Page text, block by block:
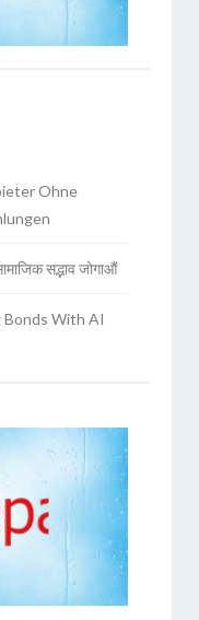
Ohne
सद्भाव जोगाऔं
Bonds With AI